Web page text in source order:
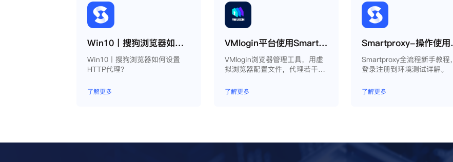
Win10丨搜狗浏览器如何设置HTTP代理？
Win10丨搜狗浏览器如何设置
HTTP代理？
了解更多
VMlogin平台使用Smartproxy教程
VMlogin浏览器管理工具，用虚
拟浏览器配置文件，代理若干电
了解更多
Smartproxy全流程新手教程
登录注册到环境测试详解。
了解更多